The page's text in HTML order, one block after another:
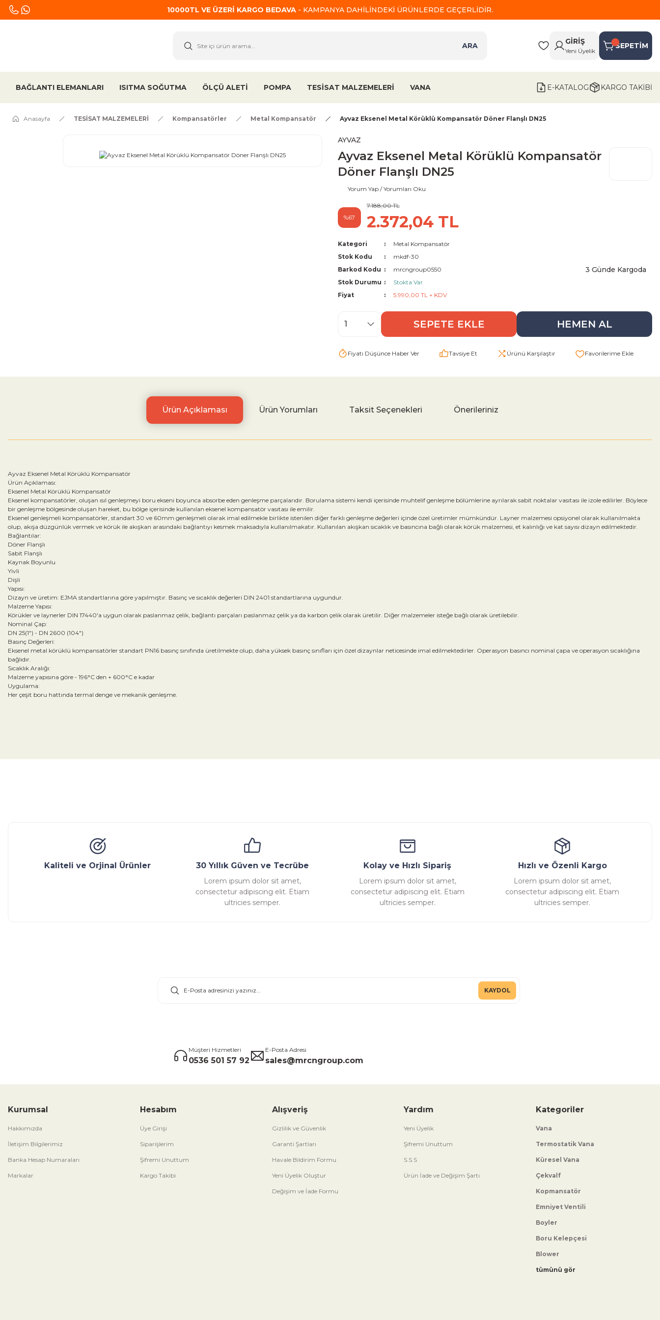
10000TL VE ÜZERİ KARGO BEDAVA - KAMPANYA DAHİLİNDEKİ ÜRÜNLERDE GEÇERLİDİR.
ARA
GİRİŞ
Yeni Üyelik
SEPETİM
BAĞLANTI ELEMANLARI ISITMA SOĞUTMA ÖLÇÜ ALETİ POMPA TESİSAT MALZEMELERİ VANA E-KATALOG KARGO TAKİBİ
Anasayfa TESİSAT MALZEMELERİ Kompansatörler Metal Kompansatör Ayvaz Eksenel Metal Körüklü Kompansatör Döner Flanşlı DN25
AYVAZ
Ayvaz Eksenel Metal Körüklü Kompansatör
Döner Flanşlı DN25
Yorum Yap / Yorumları Oku
%67
7.188,00 TL
2.372,04 TL
Kategori
Metal Kompansatör
Stok Kodu
mkdf-30
Barkod Kodu
mrcngroup0550
Stok Durumu
Stokta Var
Fiyat
5.990,00 TL + KDV
3 Günde Kargoda
SEPETE EKLE HEMEN AL
Fiyatı Düşünce Haber Ver Tavsiye Et Ürünü Karşılaştır
Ürün Açıklaması Ürün Yorumları Taksit Seçenekleri Önerileriniz
Ayvaz Eksenel Metal Körüklü Kompansatör
Ürün Açıklaması:
Eksenel Metal Körüklü Kompansatör
Eksenel kompansatörler, oluşan ısıl genleşmeyi boru ekseni boyunca absorbe eden genleşme parçalarıdır. Borulama sistemi kendi içerisinde muhtelif genleşme bölümlerine ayrılarak sabit noktalar vasıtası ile izole edilirler. Böylece
bir genleşme bölgesinde oluşan hareket, bu bölge içerisinde kullanılan eksenel kompansatör vasıtası ile emilir.
Eksenel genleşmeli kompansatörler, standart 30 ve 60mm genleşmeli olarak imal edilmekle birlikte istenilen diğer farklı genleşme değerleri içinde özel üretimler mümkündür. Layner malzemesi opsiyonel olarak kullanılmakta
olup, akışa düzgünlük vermek ve körük ile akışkan arasındaki bağlantıyı kesmek maksadıyla kullanılmakatır. Kullanılan akışkan sıcaklık ve basıncına bağlı olarak körük malzemesi, et kalınlığı ve kat sayısı dizayn edilmektedir.
Bağlantılar:
Döner Flanşlı
Sabit Flanşlı
Kaynak Boyunlu
Yivli
Dişli
Yapısı:
Dizayn ve üretim: EJMA standartlarına göre yapılmıştır. Basınç ve sıcaklık değerleri DIN 2401 standartlarına uygundur.
Malzeme Yapısı:
Körükler ve laynerler DIN 17440'a uygun olarak paslanmaz çelik, bağlantı parçaları paslanmaz çelik ya da karbon çelik olarak üretilir. Diğer malzemeler isteğe bağlı olarak üretilebilir.
Nominal Çap:
DN 25(1") - DN 2600 (104")
Basınç Değerleri:
Eksenel metal körüklü kompansatörler standart PN16 basınç sınıfında üretilmekte olup, daha yüksek basınç sınıfları için özel dizaynlar neticesinde imal edilmektedirler. Operasyon basıncı nominal çapa ve operasyon sıcaklığına
bağlıdır.
Sıcaklık Aralığı:
Malzeme yapısına göre - 196°C den + 600°C e kadar
Uygulama:
Her çeşit boru hattında termal denge ve mekanik genleşme.
Bu ürüne ilk yorumu siz yapın!
Kaliteli ve Orjinal Ürünler 30 Yıllık Güven ve Tecrübe
Lorem ipsum dolor sit amet,
consectetur adipiscing elit. Etiam
ultricies semper.
Kolay ve Hızlı Sipariş
Lorem ipsum dolor sit amet,
consectetur adipiscing elit. Etiam
ultricies semper.
Hızlı ve Özenli Kargo
Lorem ipsum dolor sit amet,
consectetur adipiscing elit. Etiam
ultricies semper.
KAYDOL
Müşteri Hizmetleri
0536 501 57 92
E-Posta Adresi
sales@mrcngroup.com
Kurumsal
Hakkımızda
İletişim Bilgilerimiz
Banka Hesap Numaraları
Markalar
Hesabım
Üye Girişi
Siparişlerim
Şifremi Unuttum
Kargo Takibi
Alışveriş
Gizlilik ve Güvenlik
Garanti Şartları
Havale Bildirim Formu
Yeni Üyelik Oluştur
Değişim ve İade Formu
Yardım
Yeni Üyelik
Şifremi Unuttum
S.S.S
Ürün İade ve Değişim Şartı
Kategoriler
Vana
Termostatik Vana
Küresel Vana
Çekvalf
Kopmansatör
Emniyet Ventili
Boyler
Boru Kelepçesi
Blower
tümünü gör